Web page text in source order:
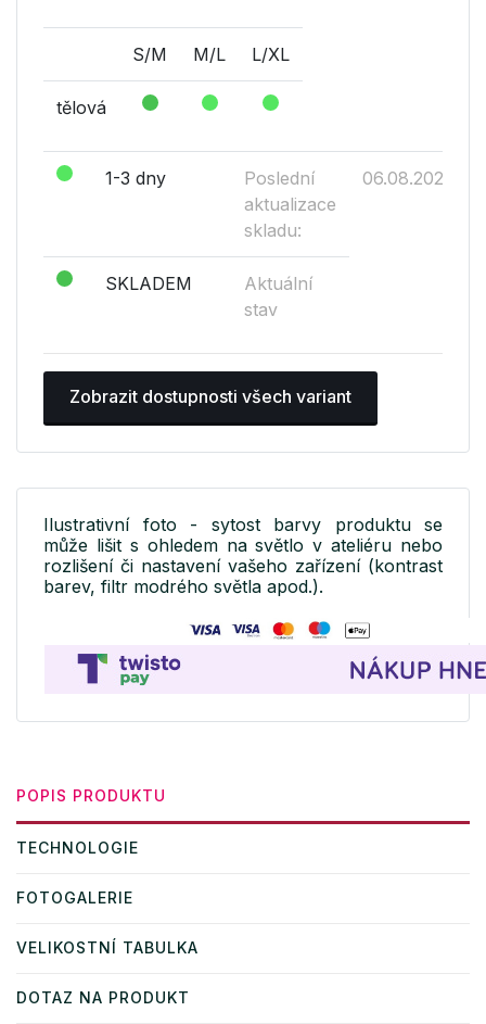
S/M M/L L/XL
tělová
1-3 dny
Poslední
aktualizace
skladu:
06.08.2026
SKLADEM
Aktuální
stav
Zobrazit dostupnosti všech variant
Ilustrativní foto - sytost barvy produktu se
může lišit s ohledem na světlo v ateliéru nebo
rozlišení či nastavení vašeho zařízení (kontrast
barev, filtr modrého světla apod.).
POPIS PRODUKTU
TECHNOLOGIE
FOTOGALERIE
VELIKOSTNÍ TABULKA
DOTAZ NA PRODUKT